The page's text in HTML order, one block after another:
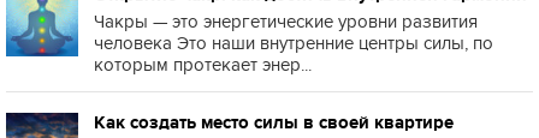
Чакры — это энергетические уровни развития
человека Это наши внутренние центры силы, по
которым протекает энер...
Как создать место силы в своей квартире